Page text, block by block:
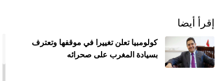
إقرأ أيضا
كولومبيا تعلن تغييرا في موقفها وتعترف
بسيادة المغرب على صحرائه